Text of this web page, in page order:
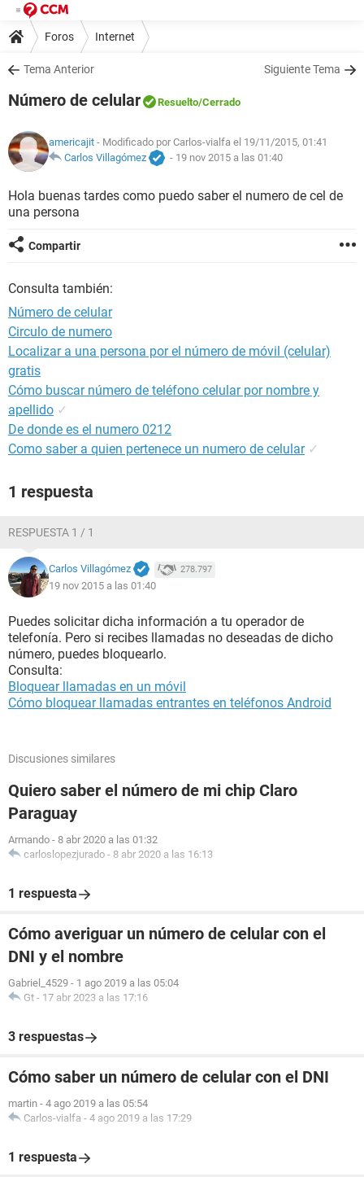
Foros Internet
Tema Anterior Siguiente Tema
Número de celular Resuelto/Cerrado
americajit - Modificado por Carlos-vialfa el 19/11/2015, 01:41
Carlos Villagómez
- 19 nov 2015 a las 01:40
Hola buenas tardes como puedo saber el numero de cel de
una persona
Compartir
Consulta también:
Número de celular
Circulo de numero
Localizar a una persona por el número de móvil (celular)
gratis
Cómo buscar número de teléfono celular por nombre y
apellido ✓
De donde es el numero 0212
Como saber a quien pertenece un numero de celular ✓
1 respuesta
RESPUESTA 1 / 1
Carlos Villagómez 278.797
19 nov 2015 a las 01:40
Puedes solicitar dicha información a tu operador de
telefonía. Pero si recibes llamadas no deseadas de dicho
número, puedes bloquearlo.
Consulta:
Bloquear llamadas en un móvil
Cómo bloquear llamadas entrantes en teléfonos Android
Discusiones similares
Quiero saber el número de mi chip Claro
Paraguay
Armando - 8 abr 2020 a las 01:32
carloslopezjurado - 8 abr 2020 a las 16:13
1 respuesta
Cómo averiguar un número de celular con el
DNI y el nombre
Gabriel_4529 - 1 ago 2019 a las 05:04
Gt - 17 abr 2023 a las 17:16
3 respuestas
Cómo saber un número de celular con el DNI
martin - 4 ago 2019 a las 05:54
Carlos-vialfa - 4 ago 2019 a las 17:29
1 respuesta